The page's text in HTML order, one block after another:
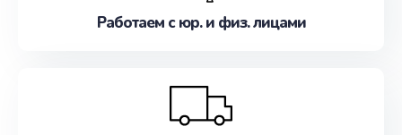
Работаем с юр. и физ. лицами